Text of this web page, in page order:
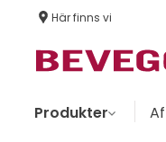
Här finns vi
Produkter